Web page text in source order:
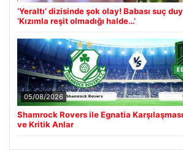
‘Yeraltı’ dizisinde şok olay! Babası suç
‘Kızımla reşit olmadığı halde…’
05/08/2026
Shamrock Rovers ile Egnatia
ve Kritik Anlar